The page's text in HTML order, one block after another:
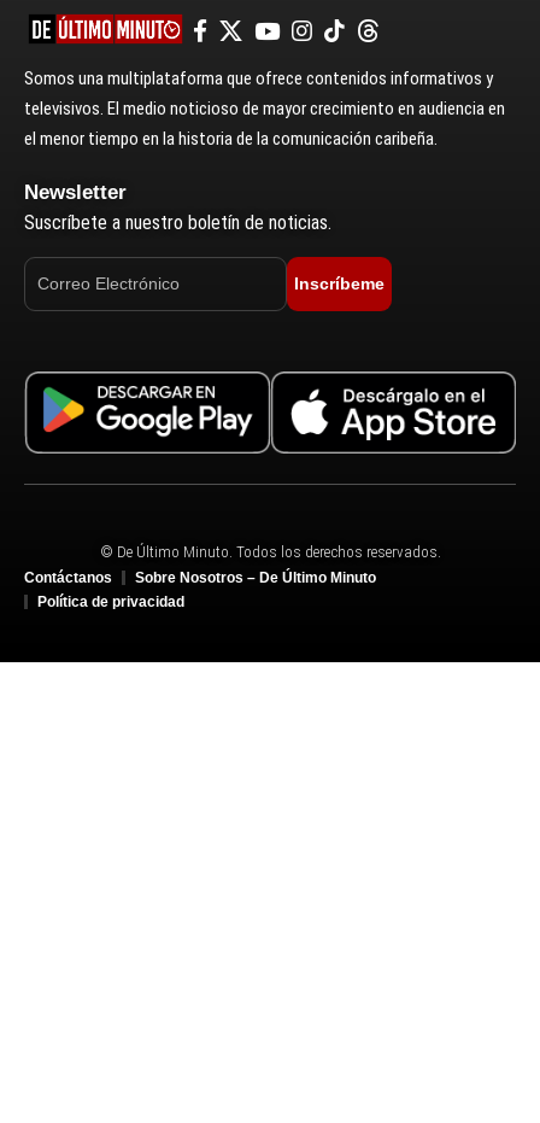
Somos una multiplataforma que ofrece contenidos informativos y
televisivos. El medio noticioso de mayor crecimiento en audiencia en
el menor tiempo en la historia de la comunicación caribeña.
Newsletter
Suscríbete a nuestro boletín de noticias.
Inscríbeme
© De Último Minuto. Todos los derechos reservados.
Contáctanos
Sobre Nosotros – De Último Minuto
Política de privacidad